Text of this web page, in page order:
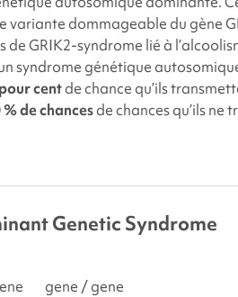
variante dommageable du gène
de GRIK2-syndrome lié à
syndrome génétique
centde chance qu’ils
% de chancesde chances qu’ils ne
Genetic Syndrome
gene / gene